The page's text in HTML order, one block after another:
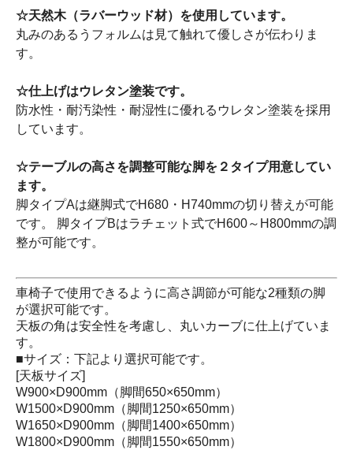
☆天然木（ラバーウッド材）を使用しています。
丸みのあるうフォルムは見て触れて優しさが伝わりま
す。
☆仕上げはウレタン塗装です。
防水性・耐汚染性・耐湿性に優れるウレタン塗装を採用
しています。
☆テーブルの高さを調整可能な脚を２タイプ用意してい
ます。
脚タイプAは継脚式でH680・H740mmの切り替えが可能
です。 脚タイプBはラチェット式でH600～H800mmの調
整が可能です。
車椅子で使用できるように高さ調節が可能な2種類の脚
が選択可能です。
天板の角は安全性を考慮し、丸いカーブに仕上げていま
す。
■サイズ：下記より選択可能です。
[天板サイズ]
W900×D900mm（脚間650×650mm）
W1500×D900mm（脚間1250×650mm）
W1650×D900mm（脚間1400×650mm）
W1800×D900mm（脚間1550×650mm）